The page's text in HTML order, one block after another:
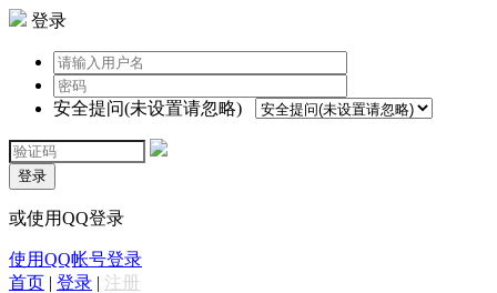
登录
安全提问(未设置请忽略)
登录
或使用QQ登录
使用QQ帐号登录
首页 | 登录 | 注册